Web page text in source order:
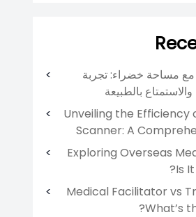
مساحة خضراء: تجربة
بالطبيعة
Unveiling the Efficiency
Scanner: A
Exploring Overseas
Is
Medical Facilitator vs
What’s